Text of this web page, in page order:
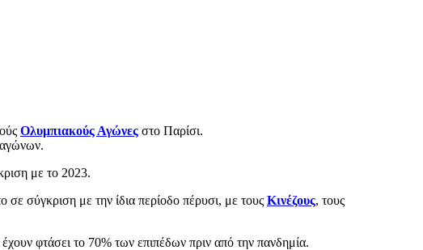
Ολυμπιακούς Αγώνες στο Παρίσι.
αγώνων.
με το 2023.
σύγκριση με την ίδια περίοδο πέρυσι, με τους Κινέζους, τους
φτάσει το 70% των επιπέδων πριν από την πανδημία.